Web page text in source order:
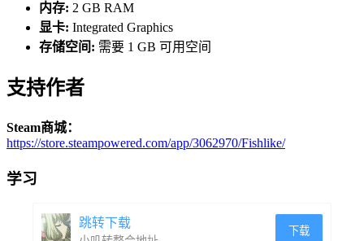
内存: 2 GB RAM
显卡: Integrated Graphics
存储空间: 需要 1 GB 可用空间
支持作者
Steam商城：
https://store.steampowered.com/app/3062970/Fishlike/
学习
跳转下载
下载